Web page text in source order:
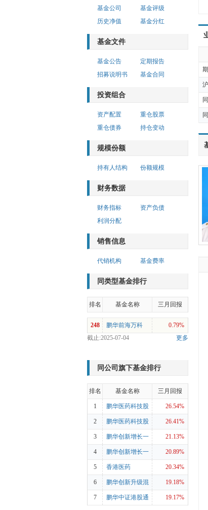
8
基金公司
基金评级
历史净值
基金分红
基金文件
基金公告
定期报告
招募说明书
基金合同
投资组合
资产配置
重仓股票
重仓债券
持仓变动
规模份额
持有人结构 份额规模
财务数据
财务指标
资产负债
利润分配
销售信息
代销机构 基金费率
同类型基金排行
排名 基金名称 三月回报
248 鹏华前海万科
REITs
0.79%
截止:2025-07-04
更多
同公司旗下基金排行
排名 基金名称 三月回报
1 鹏华医药科技股
票A
26.54%
2 鹏华医药科技股
票C
26.41%
3 鹏华创新增长一
年持有期混合A
21.13%
4 鹏华创新增长一
年持有期混合C
20.89%
5 香港医药 20.34%
6 鹏华创新升级混
合A
19.18%
7 鹏华中证港股通 19.17%